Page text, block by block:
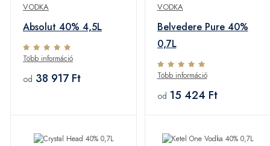
VODKA
Absolut 40% 4,5L
Több információ
od 38 917 Ft
VODKA
Belvedere Pure 40%
0,7L
Több információ
od 15 424 Ft